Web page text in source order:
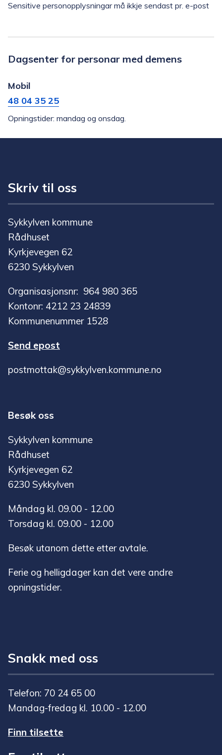
Sensitive personopplysningar må ikkje sendast pr. e-post
Dagsenter for personar med demens
Mobil
48 04 35 25
Opningstider: mandag og onsdag.
Skriv til oss
Sykkylven kommune
Rådhuset
Kyrkjevegen 62
6230 Sykkylven
Organisasjonsnr: 964 980 365
Kontonr: 4212 23 24839
Kommunenummer 1528
Send epost
postmottak@sykkylven.kommune.no
Besøk oss
Sykkylven kommune
Rådhuset
Kyrkjevegen 62
6230 Sykkylven
Måndag kl. 09.00 - 12.00
Torsdag kl. 09.00 - 12.00
Besøk utanom dette etter avtale.
Ferie og helligdager kan det vere andre
opningstider.
Snakk med oss
Telefon: 70 24 65 00
Mandag-fredag kl. 10.00 - 12.00
Finn tilsette